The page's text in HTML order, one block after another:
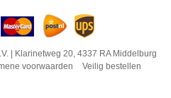
| Klarinetweg 20, 4337 RA Middelburg
voorwaarden Veilig bestellen